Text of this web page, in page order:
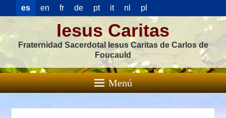
es en fr de pt it nl pl
Iesus Caritas
Fraternidad Sacerdotal Iesus Caritas de Carlos de
Foucauld
Menú